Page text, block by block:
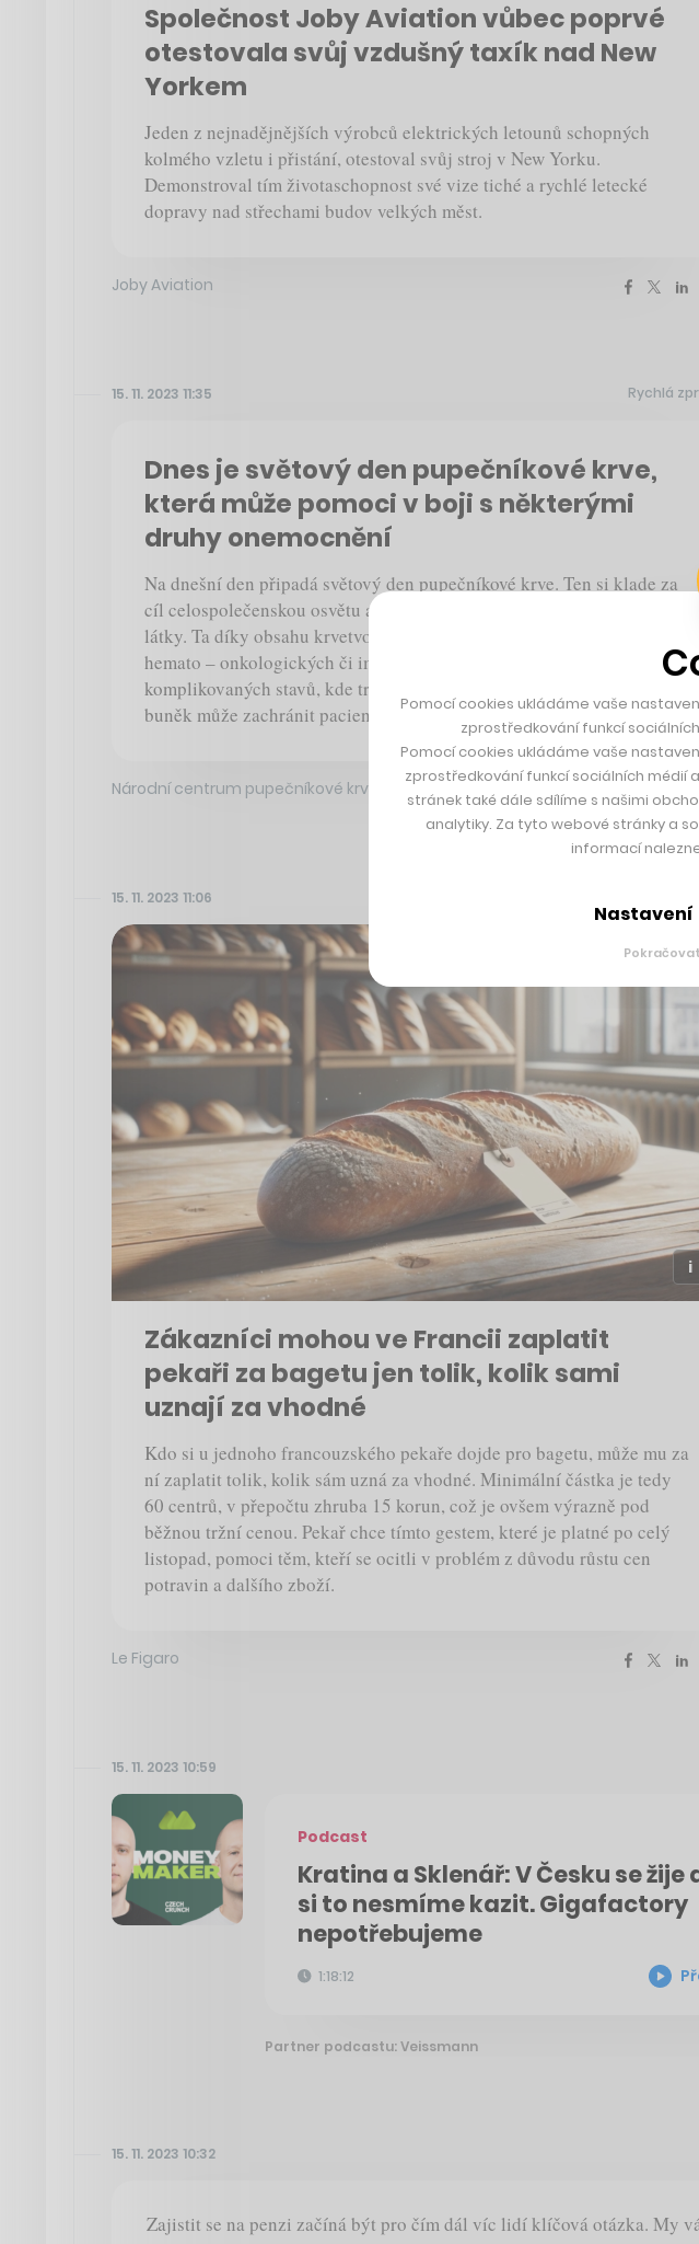
Společnost Joby Aviation vůbec poprvé
otestovala svůj vzdušný taxík nad New
Yorkem
Jeden z nejnadějnějších výrobců elektrických letounů schopných
kolmého vzletu i přistání, otestoval svůj stroj v New Yorku.
Demonstroval tím životaschopnost své vize tiché a rychlé letecké
dopravy nad střechami budov velkých měst.
Joby Aviation
15. 11. 2023 11:35 Rychlá
Dnes je světový den pupečníkové krve,
která může pomoci v boji s některými
druhy onemocnění
Na dnešní den připadá světový den pupečníkové krve. Ten si klade za
cíl celospolečenskou osvětu a povědomí o využití této biologická
látky. Ta díky obsahu krvetvorných buněk může pomoci v léčbě
hemato – onkologických či imunologických nemoci, a dalších
komplikovaných stavů, kde transplantace krvetvorných kmenových
buněk může zachránit pacientovi život.
Národní centrum pupečníkové krve
15. 11. 2023 11:06
Zákazníci mohou ve Francii zaplatit
pekaři za bagetu jen tolik, kolik sami
uznají za vhodné
Kdo si u jednoho francouzského pekaře dojde pro bagetu, může mu za
ní zaplatit tolik, kolik sám uzná za vhodné. Minimální částka je tedy
60 centrů, v přepočtu zhruba 15 korun, což je ovšem výrazně pod
běžnou tržní cenou. Pekař chce tímto gestem, které je platné po celý
listopad, pomoci těm, kteří se ocitli v problém z důvodu růstu cen
potravin a dalšího zboží.
Le Figaro
15. 11. 2023 10:59
Podcast
Kratina a Sklenář: V Česku se žije
si to nesmíme kazit. Gigafactory
nepotřebujeme
1:18:12
Partner podcastu: Veissmann
15. 11. 2023 10:32
Zajistit se na penzi začíná být pro čím dál víc lidí klíčová otázka. My
Pomocí cookies ukládáme vaše
zprostředkování funkcí
Pomocí cookies ukládáme vaše
zprostředkování funkcí sociálních médií
stránek také dále sdílíme s našimi
analytiky. Za tyto webové stránky a
informací
Nastavení